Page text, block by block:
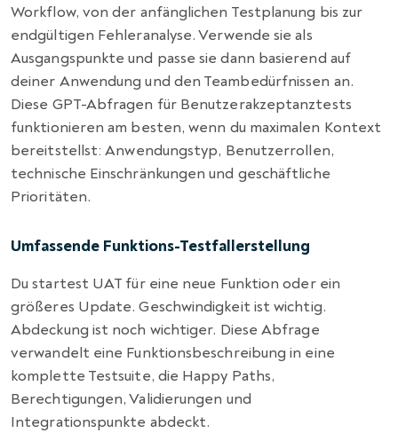
Workflow, von der anfänglichen Testplanung bis zur
endgültigen Fehleranalyse. Verwende sie als
Ausgangspunkte und passe sie dann basierend auf
deiner Anwendung und den Teambedürfnissen an.
Diese GPT-Abfragen für Benutzerakzeptanztests
funktionieren am besten, wenn du maximalen Kontext
bereitstellst: Anwendungstyp, Benutzerrollen,
technische Einschränkungen und geschäftliche
Prioritäten.
Umfassende Funktions-Testfallerstellung
Du startest UAT für eine neue Funktion oder ein
größeres Update. Geschwindigkeit ist wichtig.
Abdeckung ist noch wichtiger. Diese Abfrage
verwandelt eine Funktionsbeschreibung in eine
komplette Testsuite, die Happy Paths,
Berechtigungen, Validierungen und
Integrationspunkte abdeckt.